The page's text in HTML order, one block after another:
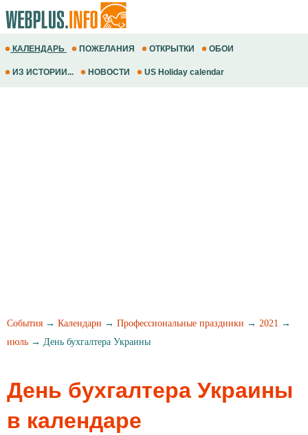
КАЛЕНДАРЬ ПОЖЕЛАНИЯ ОТКРЫТКИ ОБОИ
ИЗ ИСТОРИИ... НОВОСТИ US Holiday calendar
События → Календари → Профессиональные праздники → 2021 →
июль → День бухгалтера Украины
День бухгалтера Украины
в календаре